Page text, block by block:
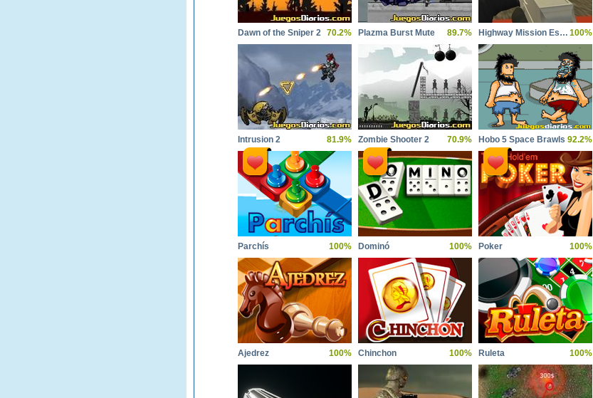
Dawn of the Sniper 2 70.2% Plazma Burst Mute 89.7% Highway Mission Escape 100%
Intrusion 2 81.9% Zombie Shooter 2 70.9% Hobo 5 Space Brawls 92.2%
Parchís 100% Dominó 100% Poker 100%
Ajedrez 100% Chinchon 100% Ruleta 100%